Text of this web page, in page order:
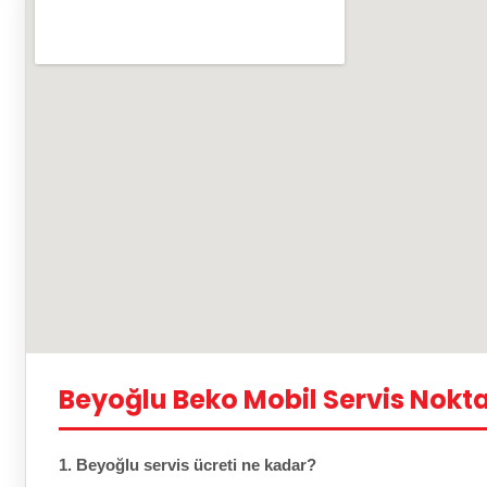
Beyoğlu Beko Mobil Servis
1. Beyoğlu servis ücreti ne kadar?